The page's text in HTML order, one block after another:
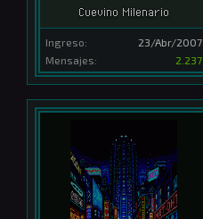
Cuevino Milenario
Ingreso:
23/Abr/2007
Mensajes:
2.237